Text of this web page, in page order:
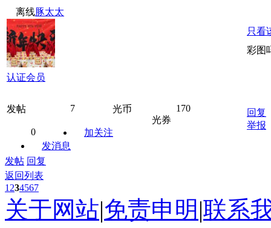
离线豚太太
认证会员
发帖 7 光币
170
光券
0
加关注
发消息
只看
彩图
回复
举报
发帖 回复
返回列表
1 234567
关于网站|免责申明 |联系